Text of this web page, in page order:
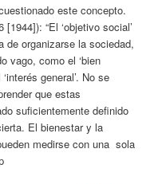
este concepto.
“El ‘objetivo social’
de organizarse la sociedad,
vago, como el ‘bien
general’. No se
que estas
suficientemente definido
El bienestar y la
medirse con una sola